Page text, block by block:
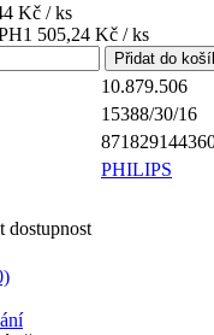
Kč / ks
1 505,24 Kč / ks
10.879.506
15388/30/16
PHILIPS
dostupnost